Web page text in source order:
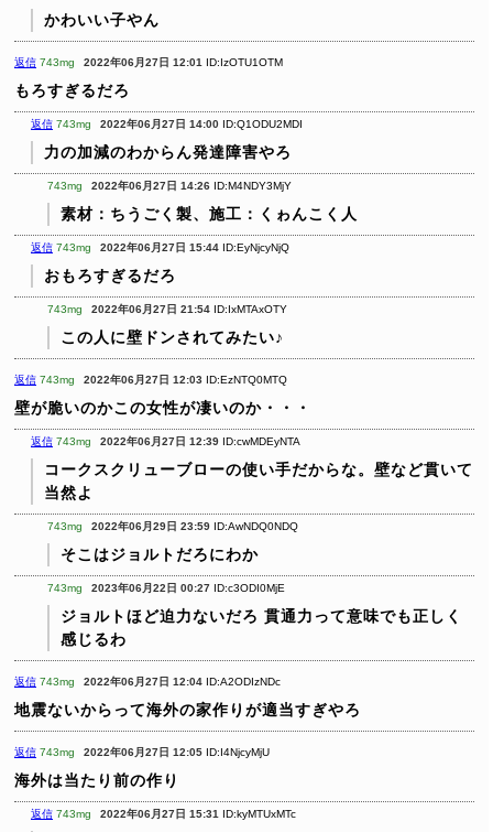
かわいい子やん
返信 743mg 2022年06月27日 12:01 ID:IzOTU1OTM
もろすぎるだろ
返信 743mg 2022年06月27日 14:00 ID:Q1ODU2MDI
力の加減のわからん発達障害やろ
743mg 2022年06月27日 14:26 ID:M4NDY3MjY
素材：ちうごく製、施工：くゎんこく人
返信 743mg 2022年06月27日 15:44 ID:EyNjcyNjQ
おもろすぎるだろ
743mg 2022年06月27日 21:54 ID:IxMTAxOTY
この人に壁ドンされてみたい♪
返信 743mg 2022年06月27日 12:03 ID:EzNTQ0MTQ
壁が脆いのかこの女性が凄いのか・・・
返信 743mg 2022年06月27日 12:39 ID:cwMDEyNTA
コークスクリューブローの使い手だからな。壁など貫いて
当然よ
743mg 2022年06月29日 23:59 ID:AwNDQ0NDQ
そこはジョルトだろにわか
743mg 2023年06月22日 00:27 ID:c3ODI0MjE
ジョルトほど迫力ないだろ 貫通力って意味でも正しく
感じるわ
返信 743mg 2022年06月27日 12:04 ID:A2ODIzNDc
地震ないからって海外の家作りが適当すぎやろ
返信 743mg 2022年06月27日 12:05 ID:I4NjcyMjU
海外は当たり前の作り
返信 743mg 2022年06月27日 15:31 ID:kyMTUxMTc